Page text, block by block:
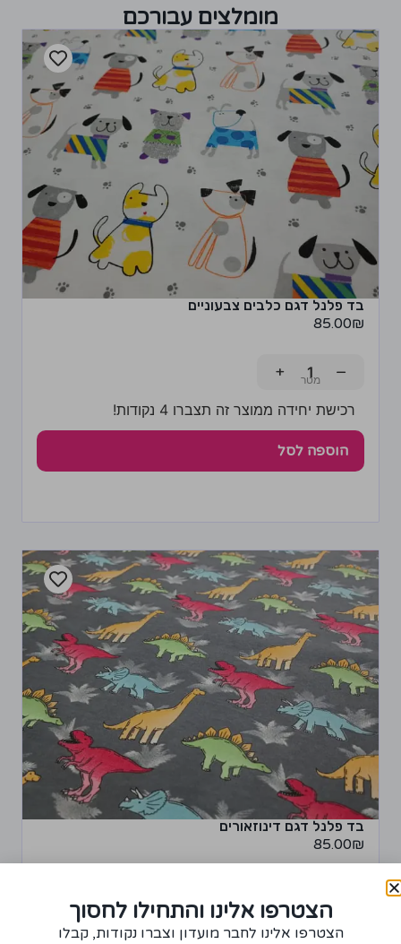
מומלצים עבורכם
בד פלנל דגם כלבים צבעוניים
85.00₪
−
+
רכישת יחידה ממוצר זה תצברו 4 נקודות!
הוספה לסל
בד פלנל דגם דינוזאורים
85.00₪
רכישת יחידה ממוצר זה תצברו 4 נקודות!
הצטרפו אלינו והתחילו לחסוך
הצטרפו אלינו לחבר מועדון וצברו נקודות, קבלו